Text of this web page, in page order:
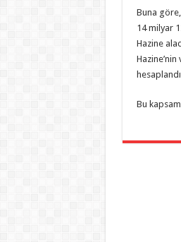
Buna
14 milyar
Hazine
Bu